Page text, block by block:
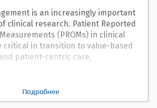
is an increasingly important
clinical research. Patient Reported
(PROMs) in clinical
critical in transition to value-based
patient-centric care.
Подробнее